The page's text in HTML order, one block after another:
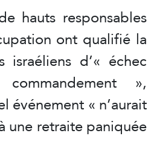
hauts responsables
ont qualifié la
d’« échec
»,
événement « n’aurait
une retraite paniquée